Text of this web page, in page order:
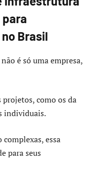
para
Brasil
é só uma empresa,
como os da
individuais.
essa
para seus